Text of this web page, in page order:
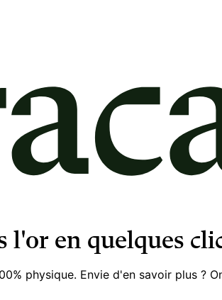
l'or en quelques
physique. Envie d'en savoir plus ?